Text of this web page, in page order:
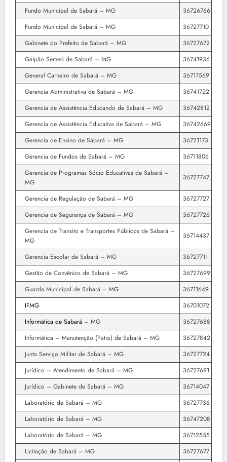
Fundo Municipal de Sabará – MG
36726766
Fundo Municipal de Sabará – MG
36727710
Gabinete do Prefeito de Sabará – MG
36727672
Galpão Semed de Sabará – MG
36741936
General Carneiro de Sabará – MG
36717569
Gerencia Administrativa de Sabará – MG
36741722
Gerencia de Assistência Educando de Sabará – MG
36742812
Gerencia de Assistência Educativa de Sabará – MG
36742669
Gerencia de Ensino de Sabará – MG
36721173
Gerencia de Fundos de Sabará – MG
36711806
Gerencia de Programas Sócio Educativas de Sabará –
MG
36727747
Gerencia de Regulação de Sabará – MG
36727727
Gerencia de Segurança de Sabará – MG
36727726
Gerencia de Transito e Transportes Públicos de Sabará –
MG
36714437
Gerencia Escolar de Sabará – MG
36727711
Gestão de Convênios de Sabará – MG
36727699
Guarda Municipal de Sabará – MG
36711649
IFMG
36701072
Informática de Sabará – MG
36727688
Informática – Manutenção (Patio) de Sabará – MG
36727842
Junta Serviço Militar de Sabará – MG
36727724
Jurídico – Atendimento de Sabará – MG
36727691
Jurídico – Gabinete de Sabará – MG
36714047
Laboratório de Sabará – MG
36727736
Laboratório de Sabará – MG
36747208
Laboratório de Sabará – MG
36712555
Licitação de Sabará – MG
36727677